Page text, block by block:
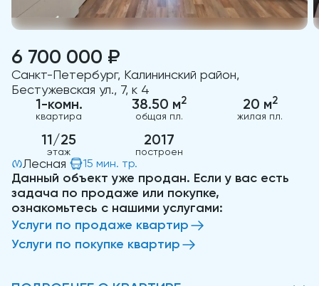
6 700 000 ₽
Санкт-Петербург, Калининский район,
Бестужевская ул., 7, к 4
1-комн.
квартира
38.50 м2
общая пл.
20 м2
жилая пл.
11/25
этаж
2017
построен
Лесная 15 мин. тр.
Данный объект уже продан. Если у вас есть
задача по продаже или покупке,
ознакомьтесь с нашими услугами:
Услуги по продаже квартир
Услуги по покупке квартир